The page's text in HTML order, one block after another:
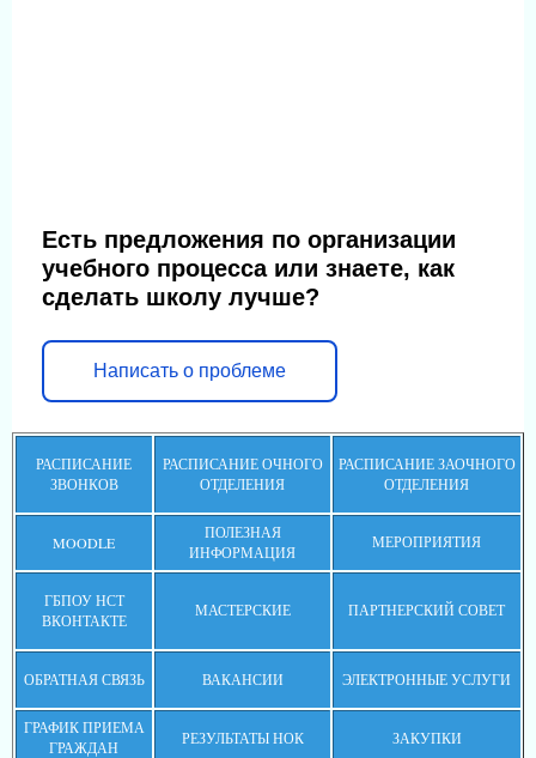
Есть предложения по организации
учебного процесса или знаете, как
сделать школу лучше?
Написать о проблеме
РАСПИСАНИЕ
ЗВОНКОВ
РАСПИСАНИЕ ОЧНОГО
ОТДЕЛЕНИЯ
РАСПИСАНИЕ ЗАОЧНОГО
ОТДЕЛЕНИЯ
MOODLE
ПОЛЕЗНАЯ
ИНФОРМАЦИЯ
МЕРОПРИЯТИЯ
ГБПОУ НСТ
ВКОНТАКТЕ
МАСТЕРСКИЕ ПАРТНЕРСКИЙ СОВЕТ
ОБРАТНАЯ СВЯЗЬ ВАКАНСИИ ЭЛЕКТРОННЫЕ УСЛУГИ
ГРАФИК ПРИЕМА
ГРАЖДАН
РЕЗУЛЬТАТЫ НОК ЗАКУПКИ